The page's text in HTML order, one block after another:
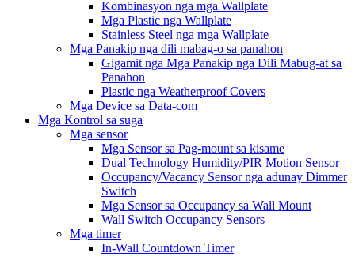
Kombinasyon nga mga Wallplate
Mga Plastic nga Wallplate
Stainless Steel nga mga Wallplate
Mga Panakip nga dili mabag-o sa panahon
Gigamit nga Mga Panakip nga Dili Mabug-at sa
Panahon
Plastic nga Weatherproof Covers
Mga Device sa Data-com
Mga Kontrol sa suga
Mga sensor
Mga Sensor sa Pag-mount sa kisame
Dual Technology Humidity/PIR Motion Sensor
Occupancy/Vacancy Sensor nga adunay Dimmer
Switch
Mga Sensor sa Occupancy sa Wall Mount
Wall Switch Occupancy Sensors
Mga timer
In-Wall Countdown Timer